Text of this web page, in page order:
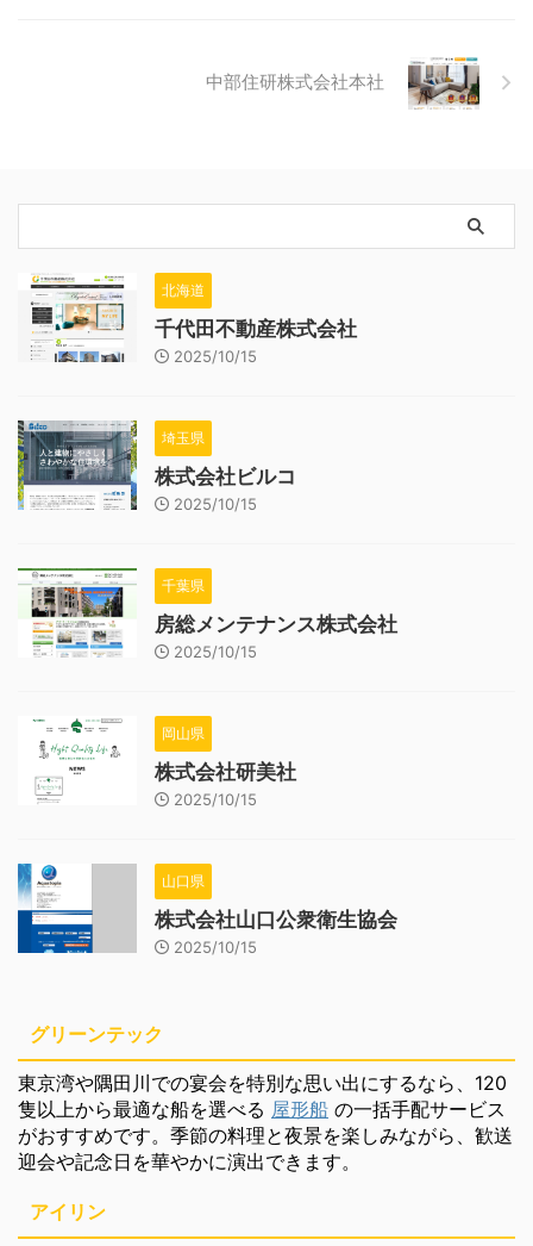
中部住研株式会社本社
北海道
千代田不動産株式会社
2025/10/15
埼玉県
株式会社ビルコ
2025/10/15
千葉県
房総メンテナンス株式会社
2025/10/15
岡山県
株式会社研美社
2025/10/15
山口県
株式会社山口公衆衛生協会
2025/10/15
グリーンテック
東京湾や隅田川での宴会を特別な思い出にするなら、120
隻以上から最適な船を選べる 屋形船 の一括手配サービス
がおすすめです。季節の料理と夜景を楽しみながら、歓送
迎会や記念日を華やかに演出できます。
アイリン